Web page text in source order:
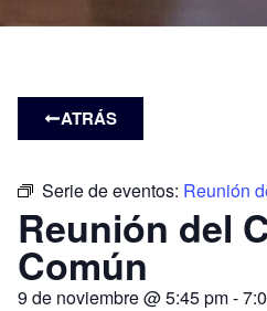
ATRÁS
Serie de eventos: Reunión
Reunión del
Común
9 de noviembre@5:45 pm-